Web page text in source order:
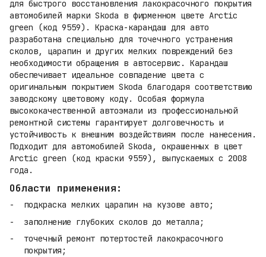
для быстрого восстановления лакокрасочного покрытия
автомобилей марки Skoda в фирменном цвете Arctic
green (код 9559). Краска-карандаш для авто
разработана специально для точечного устранения
сколов, царапин и других мелких повреждений без
необходимости обращения в автосервис. Карандаш
обеспечивает идеальное совпадение цвета с
оригинальным покрытием Skoda благодаря соответствию
заводскому цветовому коду. Особая формула
высококачественной автоэмали из профессиональной
ремонтной системы гарантирует долговечность и
устойчивость к внешним воздействиям после нанесения.
Подходит для автомобилей Skoda, окрашенных в цвет
Arctic green (код краски 9559), выпускаемых с 2008
года.
Области применения:
подкраска мелких царапин на кузове авто;
заполнение глубоких сколов до металла;
точечный ремонт потертостей лакокрасочного
покрытия;